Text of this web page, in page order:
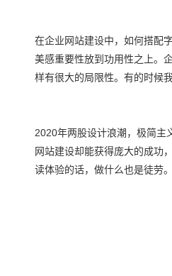
在企业网站建设中，如何搭配
美感重要性放到功用性之上。
样有很大的局限性。有的时候
2020年两股设计浪潮，极简主
网站建设却能获得庞大的成功
读体验的话，做什么也是徒劳。